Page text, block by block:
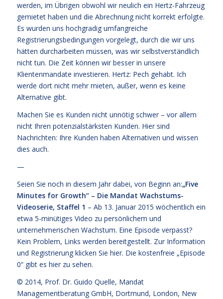
werden, im Übrigen obwohl wir neulich ein Hertz-Fahrzeug
gemietet haben und die Abrechnung nicht korrekt erfolgte.
Es wurden uns hochgradig umfangreiche
Registrierungsbedingungen vorgelegt, durch die wir uns
hätten durcharbeiten müssen, was wir selbstverständlich
nicht tun. Die Zeit können wir besser in unsere
Klientenmandate investieren. Hertz: Pech gehabt. Ich
werde dort nicht mehr mieten, außer, wenn es keine
Alternative gibt.
Machen Sie es Kunden nicht unnötig schwer – vor allem
nicht Ihren potenzialstärksten Kunden. Hier sind
Nachrichten: Ihre Kunden haben Alternativen und wissen
dies auch.
—
Seien Sie noch in diesem Jahr dabei, von Beginn an:„Five
Minutes for Growth“ – Die Mandat Wachstums-
Videoserie, Staffel 1 – Ab 13. Januar 2015 wöchentlich ein
etwa 5-minütiges Video zu persönlichem und
unternehmerischen Wachstum. Eine Episode verpasst?
Kein Problem, Links werden bereitgestellt. Zur Information
und Registrierung klicken Sie hier. Die kostenfreie „Episode
0“ gibt es hier zu sehen.
© 2014, Prof. Dr. Guido Quelle, Mandat
Managementberatung GmbH, Dortmund, London, New